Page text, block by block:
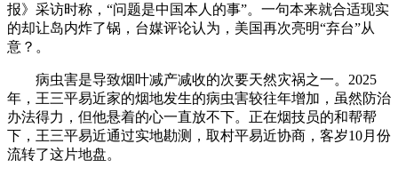
报》采访时称，“问题是中国本人的事”。一句本来就合适现实
的却让岛内炸了锅，台媒评论认为，美国再次亮明“弃台”从
意？。
病虫害是导致烟叶减产减收的次要天然灾祸之一。2025
年，王三平易近家的烟地发生的病虫害较往年增加，虽然防治
办法得力，但他悬着的心一直放不下。正在烟技员的和帮帮
下，王三平易近通过实地勘测，取村平易近协商，客岁10月份
流转了这片地盘。